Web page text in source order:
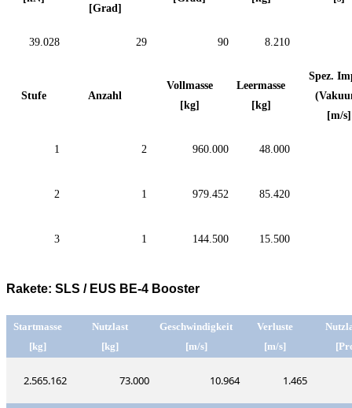
[Grad]
39.028 29 90 8.210
Stufe Anzahl
Vollmasse
[kg]
Leermasse
[kg]
Spez.
[m/s]
1 2 960.000 48.000
2 1 979.452 85.420
3 1 144.500 15.500
Rakete: SLS / EUS BE-4 Booster
Startmasse
[kg]
Nutzlast
[kg]
Geschwindigkeit
[m/s]
Verluste
[m/s]
2.565.162 73.000 10.964 1.465